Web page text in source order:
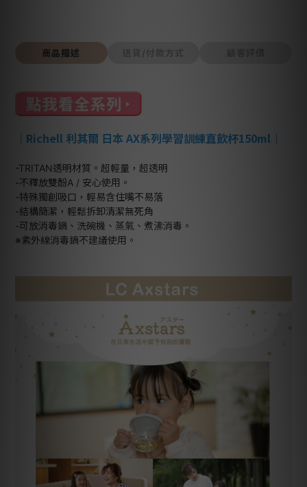
商品描述
｜ Richell 利其爾 日本 AX系列學習訓練直飲杯150ml ｜
-TRITAN透明材質。超輕量，超透明
-不釋放雙酚A / 安心使用。
-特殊獨創吸口，輕易含住嘴不易落
-結構簡潔，輕鬆拆卸清潔無死角
-可放消毒鍋、洗碗機、蒸氣、煮沸消毒。
※紫外線消毒鍋不建議使用。